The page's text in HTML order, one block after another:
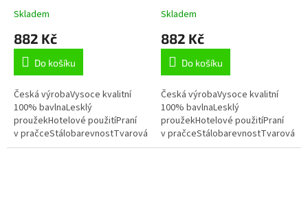
starorůžový (LS908),
70, Knoflíkové
Skladem
882 Kč
Do košíku
Česká výrobaVysoce kvalitní
100% bavlnaLesklý
proužekHotelové použitíPraní
v pračceStálobarevnostTvarová
stálostMožnost úpravy na míru
světle šedý (LS906), šedá
Knoflíkové
Skladem
882 Kč
Do košíku
Česká výrobaVysoce kvalitní
100% bavlnaLesklý
proužekHotelové použitíPraní
v pračceStálobarevnostTvarová
stálostMožnost úpravy na míru